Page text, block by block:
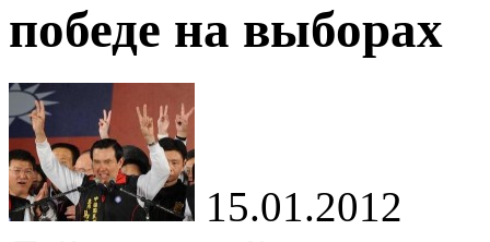
победе на выборах
15.01.2012